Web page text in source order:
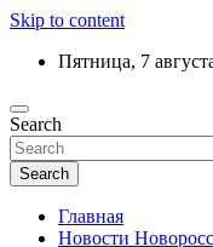
Skip to content
Пятница, 7
Актуальные
Ежедневный дайджест
Search
Search
Главная
Новости